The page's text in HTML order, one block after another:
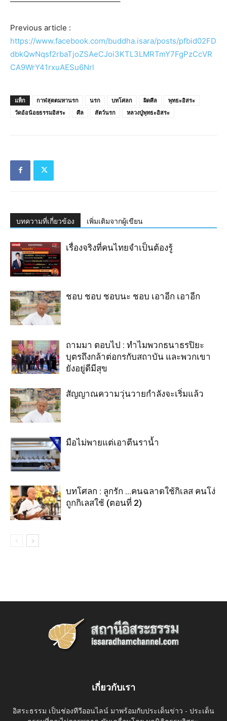
Previous article :
https://www.facebook.com/buddha.isara/posts/pfbid02FD
dbkQwNqsf2rbaTjoZSAeCJoi3KTL3LMRTmY7FgPzCcVR
CA9WrY41rxuAESu6Nrl
แท็ก กาฬสุตตมหานรก นรก บทโศลก ผิดศีล
พุทธะอิสระ
วัดอ้อน้อยธรรมอิสระ
ศีล สัตว์นรก หลวงปู่พุทธะอิสระ
บทความที่เกี่ยวข้อง เพิ่มเติมจากผู้เขียน
เรื่องจริงที่คนไทยจำเป็นต้องรู้
ชอบ ชอบ ชอบนะ ชอบ เอาอีก เอาอีก
ถามมา ตอบไป : ทำไมพวกธนาธรปิยะ
บุตรถึงกล้าต่อกรกับสถาบัน และพวกเขา
ยังอยู่ดีมีสุข
สัญญาณความวุ่นวายกำลังจะเริ่มแล้ว
มือไม่พายแต่เอาตีนราน้ำ
บทโศลก : ลูกรัก …คนฉลาดใช้กิเลส คนโง่
ถูกกิเลสใช้ (ตอนที่ 2)
เกี่ยวกับเรา
อิสระธรรม เป็นช่องทีวีออนไลน์ มาพร้อมกับประเด็นข่าว - ประเด็น